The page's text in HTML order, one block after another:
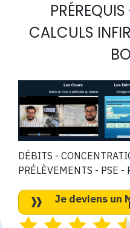
CALCULS
DÉBITS -
PRÉLÈVEMENTS - PSE -
Je deviens un